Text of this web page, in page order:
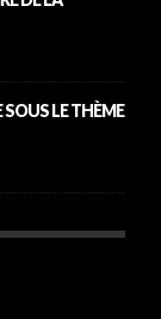
SOUS LE THÈME